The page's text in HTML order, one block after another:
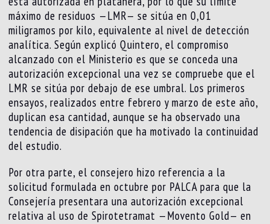
máximo de residuos —LMR— se sitúa en 0,01
miligramos por kilo, equivalente al nivel de detección
analítica. Según explicó Quintero, el compromiso
alcanzado con el Ministerio es que se conceda una
autorización excepcional una vez se compruebe que el
LMR se sitúa por debajo de ese umbral. Los primeros
ensayos, realizados entre febrero y marzo de este año,
duplican esa cantidad, aunque se ha observado una
tendencia de disipación que ha motivado la continuidad
del estudio.
Por otra parte, el consejero hizo referencia a la
solicitud formulada en octubre por PALCA para que la
Consejería presentara una autorización excepcional
relativa al uso de Spirotetramat —Movento Gold— en